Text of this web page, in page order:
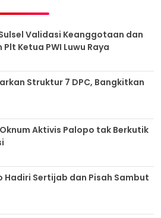
Validasi Keanggotaan dan
Ketua PWI Luwu Raya
Struktur 7 DPC, Bangkitkan
Aktivis Palopo tak Berkutik
Hadiri Sertijab dan Pisah Sambut